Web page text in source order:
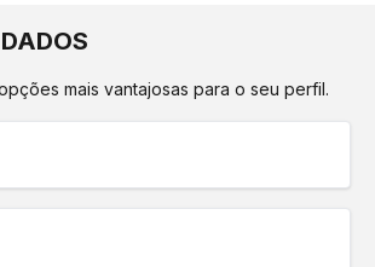
mais vantajosas para o seu perfil.